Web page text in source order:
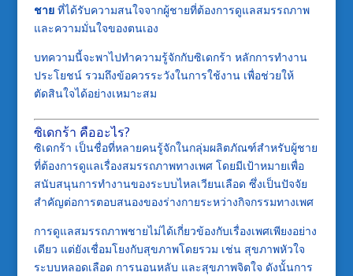
ชายที่ได้รับความสนใจจากผู้ชายที่ต้องการดูแลสมรรถภาพ
และความมั่นใจของตนเอง
บทความนี้จะพาไปทำความรู้จักกับซิเดกร้า หลักการทำงาน
ประโยชน์ รวมถึงข้อควรระวังในการใช้งาน เพื่อช่วยให้
ตัดสินใจได้อย่างเหมาะสม
ซิเดกร้า คืออะไร?
ซิเดกร้า เป็นชื่อที่หลายคนรู้จักในกลุ่มผลิตภัณฑ์สำหรับผู้ชาย
ที่ต้องการดูแลเรื่องสมรรถภาพทางเพศ โดยมีเป้าหมายเพื่อ
สนับสนุนการทำงานของระบบไหลเวียนเลือด ซึ่งเป็นปัจจัย
สำคัญต่อการตอบสนองของร่างกายระหว่างกิจกรรมทางเพศ
การดูแลสมรรถภาพชายไม่ได้เกี่ยวข้องกับเรื่องเพศเพียงอย่าง
เดียว แต่ยังเชื่อมโยงกับสุขภาพโดยรวม เช่น สุขภาพหัวใจ
ระบบหลอดเลือด การนอนหลับ และสุขภาพจิตใจ ดังนั้นการ